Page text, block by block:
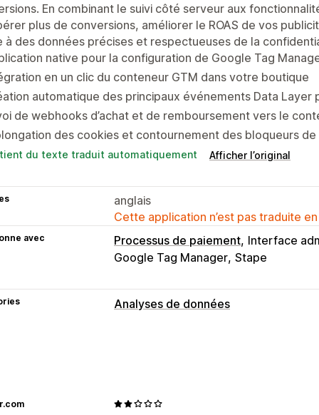
En combinant le suivi côté serveur aux
plus de conversions, améliorer le ROAS de vos
à des données précises et respectueuses de la
native pour la configuration de Google Tag
en un clic du conteneur GTM dans votre boutique
automatique des principaux événements Data Layer
de webhooks d’achat et de remboursement vers le
des cookies et contournement des bloqueurs
du texte traduit automatiquement Afficher l’original
anglais
Cette application n’est pas traduite
avec Processus de paiement Interface
Google Tag Manager Stape
Analyses de données